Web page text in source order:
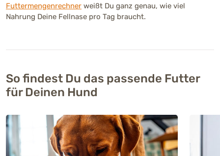
Futtermengenrechner weißt Du ganz genau, wie viel
Nahrung Deine Fellnase pro Tag braucht.
So findest Du das passende Futter
für Deinen Hund